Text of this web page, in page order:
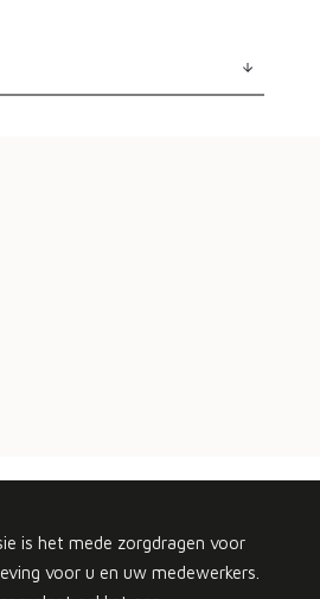
is het mede zorgdragen voor
voor u en uw medewerkers.